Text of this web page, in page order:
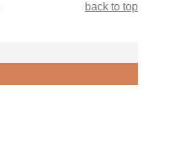
back to top